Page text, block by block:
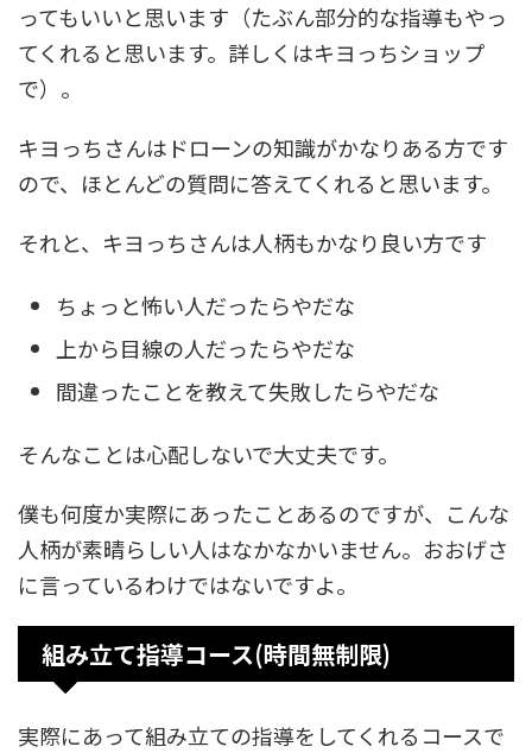
ってもいいと思います（たぶん部分的な指導もやっ
てくれると思います。詳しくはキヨっちショップ
で）。
キヨっちさんはドローンの知識がかなりある方です
ので、ほとんどの質問に答えてくれると思います。
それと、キヨっちさんは人柄もかなり良い方です
ちょっと怖い人だったらやだな
上から目線の人だったらやだな
間違ったことを教えて失敗したらやだな
そんなことは心配しないで大丈夫です。
僕も何度か実際にあったことあるのですが、こんな
人柄が素晴らしい人はなかなかいません。おおげさ
に言っているわけではないですよ。
組み立て指導コース(時間無制限)
実際にあって組み立ての指導をしてくれるコースで